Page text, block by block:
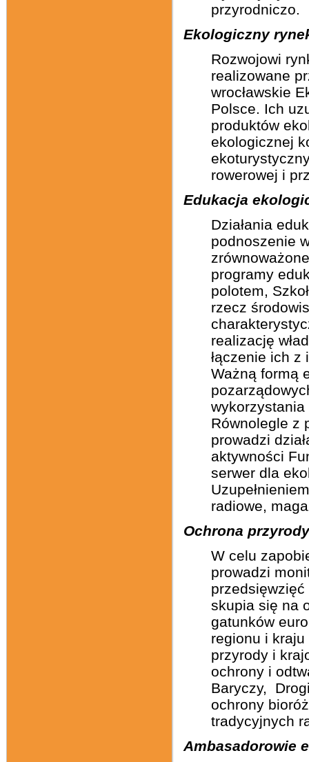
przyrodniczo.
Ekologiczny
Rozwojowi
realizowane
wrocławskie
Polsce. Ich
produktów
ekologicznej
rowerowej i
Edukacja
Działania
podnoszenie
programy
polotem,
rzecz
realizację
łączenie ich z
Ważną formą
Równolegle z
prowadzi
aktywności
serwer dla
radiowe,
Ochrona
W celu
prowadzi
skupia się na
gatunków
regionu i
przyrody i
ochrony i
Baryczy,
ochrony
tradycyjnych
Ambasadorowie